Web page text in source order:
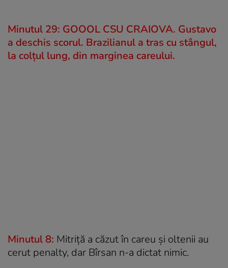
Minutul 29: GOOOL CSU CRAIOVA. Gustavo
a deschis scorul. Brazilianul a tras cu stângul,
la colțul lung, din marginea careului.
Minutul 8: Mitriță a căzut în careu și oltenii au
cerut penalty, dar Bîrsan n-a dictat nimic.